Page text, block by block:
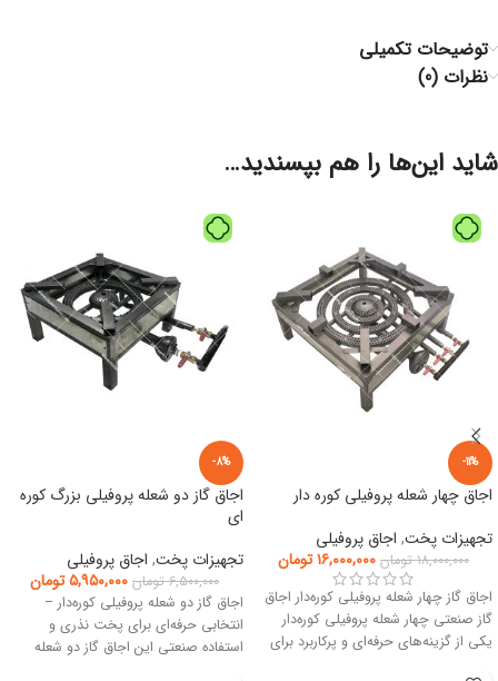
توضیحات تکمیلی
نظرات (0)
شاید این‌ها را هم بپسندید…
-11%
اجاق چهار شعله پروفیلی کوره دار
تجهیزات پخت, اجاق پروفیلی
۱۸,۰۰۰,۰۰۰ تومان ۱۶,۰۰۰,۰۰۰تومان
اجاق گاز چهار شعله پروفیلی کوره‌دار اجاق
گاز صنعتی چهار شعله پروفیلی کوره‌دار
یکی از گزینه‌های حرفه‌ای و پرکاربرد برای
-8%
اجاق گاز دو شعله پروفیلی بزرگ کوره
ای
تجهیزات پخت, اجاق پروفیلی
۶,۵۰۰,۰۰۰ تومان ۵,۹۵۰,۰۰۰تومان
اجاق گاز دو شعله پروفیلی کوره‌دار –
انتخابی حرفه‌ای برای پخت نذری و
استفاده صنعتی این اجاق گاز دو شعله